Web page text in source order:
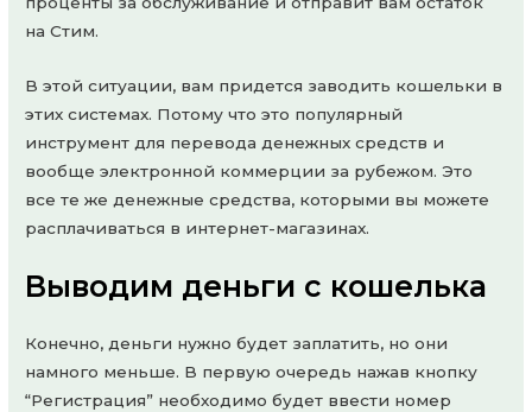
на Стим.
В этой ситуации, вам придется заводить кошельки в
этих системах. Потому что это популярный
инструмент для перевода денежных средств и
вообще электронной коммерции за рубежом. Это
все те же денежные средства, которыми вы можете
расплачиваться в интернет-магазинах.
Выводим деньги с кошелька
Конечно, деньги нужно будет заплатить, но они
намного меньше. В первую очередь нажав кнопку
“Регистрация” необходимо будет ввести номер